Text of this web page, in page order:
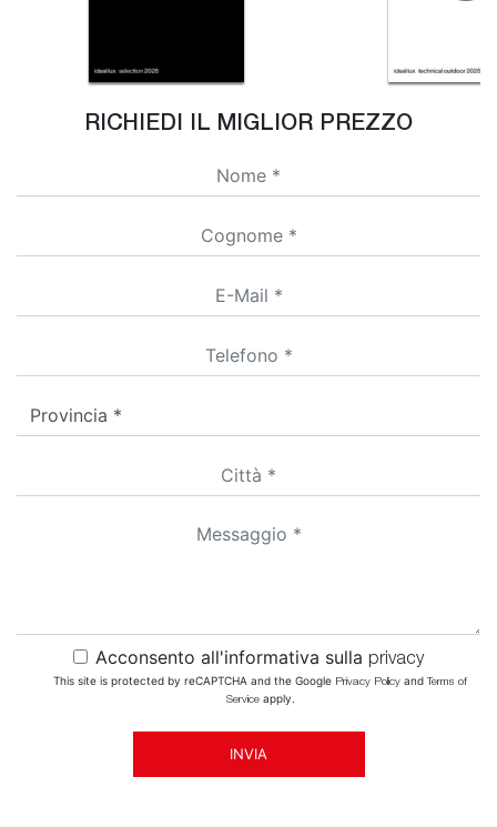
RICHIEDI IL MIGLIOR PREZZO
Acconsento all'informativa sulla privacy
This site is protected by reCAPTCHA and the Google Privacy Policyand Terms of
Serviceapply.
INVIA